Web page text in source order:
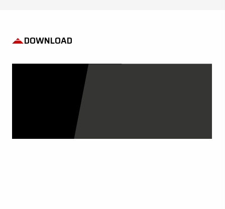
DOWNLOAD